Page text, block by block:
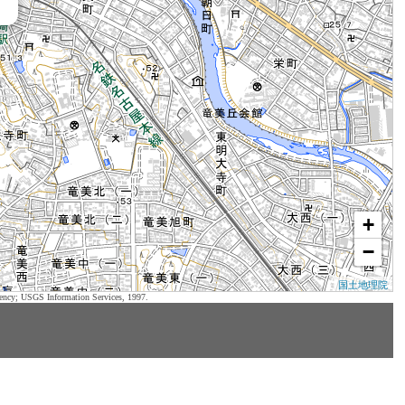
+
−
国土地理院
USGS Information Services, 1997.